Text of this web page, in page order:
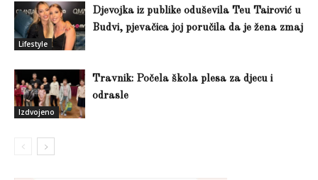
Lifestyle
Djevojka iz publike oduševila Teu Tairović u
Budvi, pjevačica joj poručila da je žena zmaj
Izdvojeno
Travnik: Počela škola plesa za djecu i
odrasle